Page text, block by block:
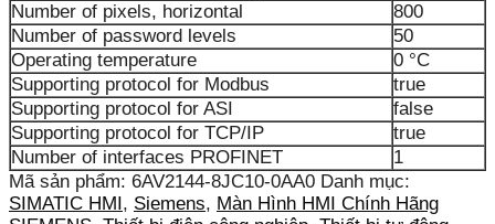
Number of pixels, horizontal
800
Number of password levels
50
Operating temperature
0 °C
Supporting protocol for Modbus
true
Supporting protocol for ASI
false
Supporting protocol for TCP/IP
true
Number of interfaces PROFINET
1
Mã sản phẩm: 6AV2144-8JC10-0AA0 Danh mục:
SIMATIC HMI, Siemens, Màn Hình HMI Chính Hãng